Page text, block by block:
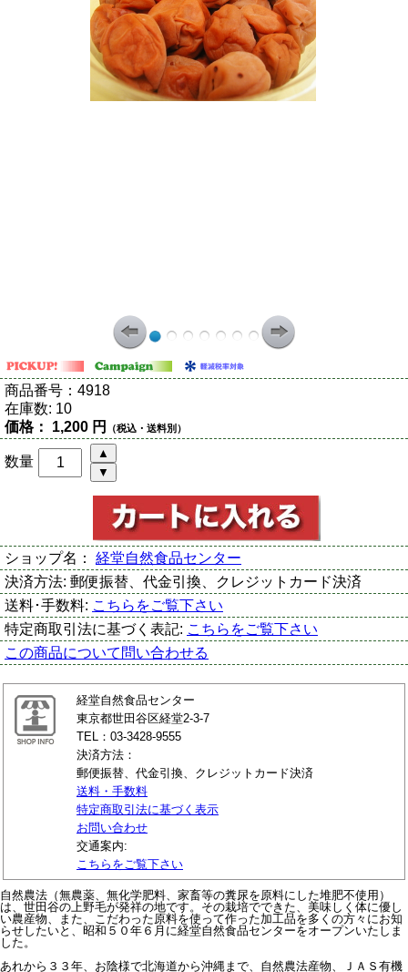
商品番号： 4918
在庫数: 10
価格： 1,200 円 （税込・送料別）
数量
ショップ名： 経堂自然食品センター
決済方法: 郵便振替、代金引換、クレジットカード決済
送料･手数料: こちらをご覧下さい
特定商取引法に基づく表記: こちらをご覧下さい
この商品について問い合わせる
経堂自然食品センター
東京都世田谷区経堂2-3-7
TEL：03-3428-9555
決済方法：
郵便振替、代金引換、クレジットカード決済
送料・手数料
特定商取引法に基づく表示
お問い合わせ
交通案内:
こちらをご覧下さい
自然農法（無農薬、無化学肥料、家畜等の糞尿を原料にした堆肥不使用）
は、世田谷の上野毛が発祥の地です。その栽培でできた、美味しく体に優し
い農産物、また、こだわった原料を使って作った加工品を多くの方々にお知
らせしたいと、昭和５０年６月に経堂自然食品センターをオープンいたしま
した。
あれから３３年、お陰様で北海道から沖縄まで、自然農法産物、ＪＡＳ有機